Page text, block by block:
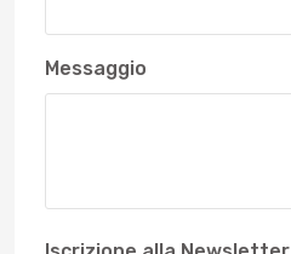
Messaggio